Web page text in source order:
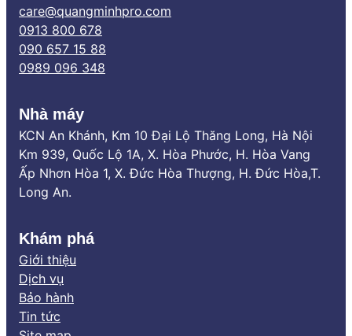
care@quangminhpro.com
0913 800 678
090 657 15 88
0989 096 348
Nhà máy
KCN An Khánh, Km 10 Đại Lộ Thăng Long, Hà Nội
Km 939, Quốc Lộ 1A, X. Hòa Phước, H. Hòa Vang
Ấp Nhơn Hòa 1, X. Đức Hòa Thượng, H. Đức Hòa,T.
Long An.
Khám phá
Giới thiệu
Dịch vụ
Bảo hành
Tin tức